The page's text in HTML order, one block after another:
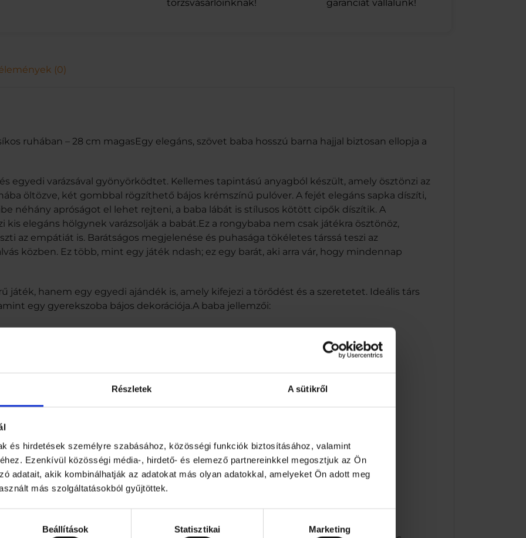
Részletek A sütikről
és hirdetések személyre szabásához, közösségi funkciók biztosításához, valamint
Ezenkívül közösségi média-, hirdető- és elemező partnereinkkel megosztjuk az Ön
adatait, akik kombinálhatják az adatokat más olyan adatokkal, amelyeket Ön adott meg
más szolgáltatásokból gyűjtöttek.
Beállítások Statisztikai Marketing
k
r
h
á
b
a
n
c
m
a
s
é
g
törzsvásárlóinknak!
garanciát vállalunk!
(0)
ruhában – 28 cm magasEgy elegáns, szövet baba hosszú barna hajjal biztosan ellopja a
egyedi varázsával gyönyörködtet. Kellemes tapintású anyagból készült, amely ösztönzi az
öltözve, két gombbal rögzíthető bájos krémszínű pulóver. A fejét elegáns sapka díszíti,
néhány apróságot el lehet rejteni, a baba lábát is stílusos kötött cipők díszítik. A
elegáns hölgynek varázsolják a babát.Ez a rongybaba nem csak játékra ösztönöz,
az empátiát is. Barátságos megjelenése és puhasága tökéletes társsá teszi az
közben. Ez több, mint egy játék ndash; ez egy barát, aki arra vár, hogy mindennap
játék, hanem egy egyedi ajándék is, amely kifejezi a törődést és a szeretetet. Ideális társ
egy gyerekszoba bájos dekorációja.A baba jellemzői:
készült
öltözve
számára
díszekéntTovábbi információ: